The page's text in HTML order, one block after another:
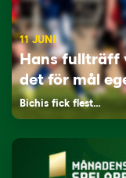
11 JUNI
Hans fullträff
det för mål
Bichis fick flest…